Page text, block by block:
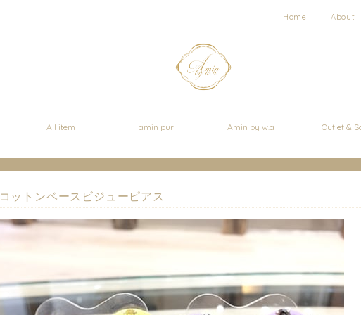
Home About
All item amin pur Amin by w.a Outlet &
コットンベースビジューピアス